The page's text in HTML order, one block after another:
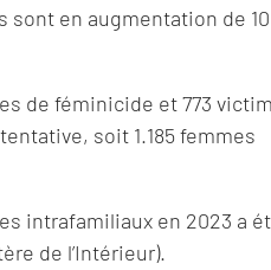
en augmentation de
de féminicide et 773
soit 1.185 femmes
intrafamiliaux en 2023 a
de l’Intérieur).